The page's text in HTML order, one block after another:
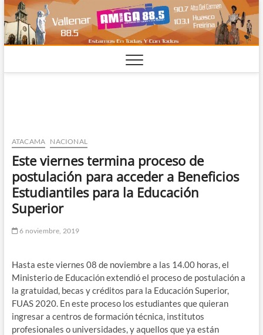
Saltar
al
contenido
ATACAMA NACIONAL
Este viernes termina proceso de
postulación para acceder a Beneficios
Estudiantiles para la Educación
Superior
6 noviembre, 2019
Hasta este viernes 08 de noviembre a las 14.00 horas, el
Ministerio de Educación extendió el proceso de postulación a
la gratuidad, becas y créditos para la Educación Superior,
FUAS 2020. En este proceso los estudiantes que quieran
ingresar a centros de formación técnica, institutos
profesionales o universidades, y aquellos que ya están